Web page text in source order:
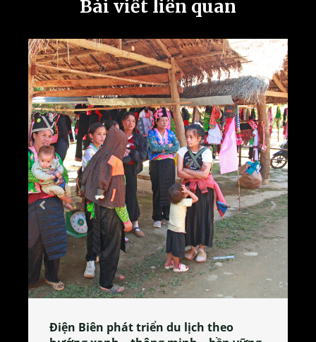
Bài viết liên quan
Làng làm bánh tẻ Phú Nhi – nơi lan